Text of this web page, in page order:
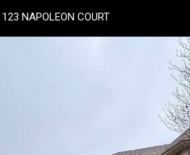
123 NAPOLEON COURT